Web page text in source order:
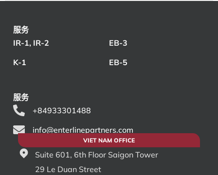
服务
IR-1, IR-2
K-1
EB-3
EB-5
服务
+84933301488
info@enterlinepartners.com
VIET NAM OFFICE
Suite 601, 6th Floor Saigon Tower
29 Le Duan Street